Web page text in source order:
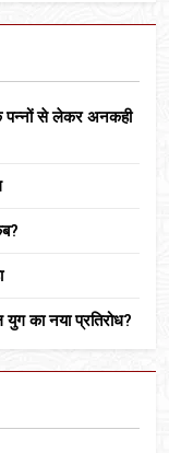
के पन्नों से लेकर अनकही
का नया प्रतिरोध?